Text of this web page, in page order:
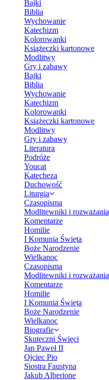
Bajki
Biblia
Wychowanie
Katechizm
Kolorowanki
Książeczki kartonowe
Modlitwy
Gry i zabawy
Bajki
Biblia
Wychowanie
Katechizm
Kolorowanki
Książeczki kartonowe
Modlitwy
Gry i zabawy
Literatura
Podróże
Youcat
Katecheza
Duchowość
Liturgia
Czasopisma
Modlitewniki i rozważania
Komentarze
Homilie
I Komunia Święta
Boże Narodzenie
Wielkanoc
Czasopisma
Modlitewniki i rozważania
Komentarze
Homilie
I Komunia Święta
Boże Narodzenie
Wielkanoc
Biografie
Skuteczni Święci
Jan Paweł II
Ojciec Pio
Siostra Faustyna
Jakub Alberione